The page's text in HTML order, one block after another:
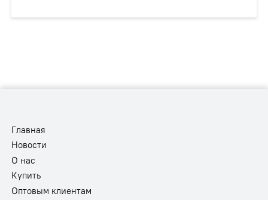
Главная
Новости
О нас
Купить
Оптовым клиентам